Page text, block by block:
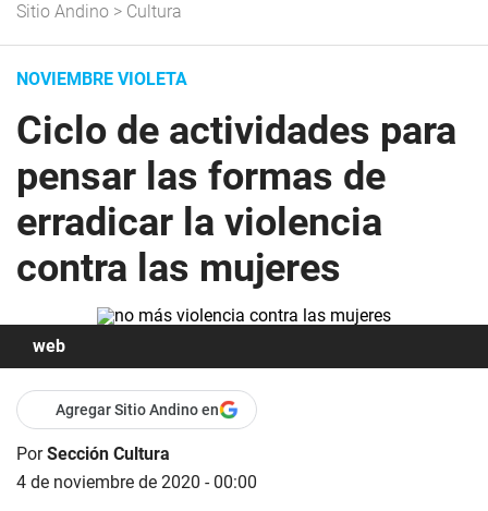
Sitio Andino > Cultura
NOVIEMBRE VIOLETA
Ciclo de actividades para
pensar las formas de
erradicar la violencia
contra las mujeres
web
Agregar Sitio Andino en
PorSección Cultura
4 de noviembre de 2020 - 00:00